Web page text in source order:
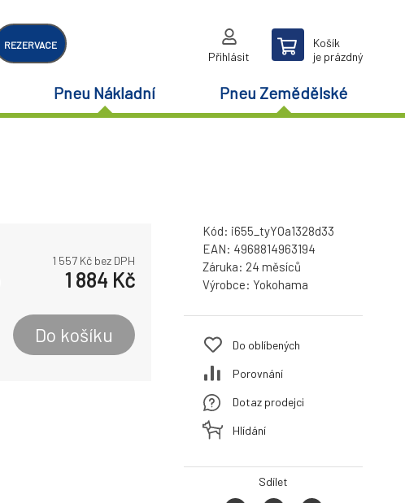
REZERVACE
Přihlásit
Košík
je prázdný
Pneu Nákladní Pneu Zemědělské
1 557 Kč bez DPH
1 884 Kč
Do košíku
Kód: i655_tyYOa1328d33
EAN: 4968814963194
Záruka: 24 měsíců
Výrobce: Yokohama
Do oblíbených
Porovnání
Dotaz prodejci
Hlídání
Sdílet